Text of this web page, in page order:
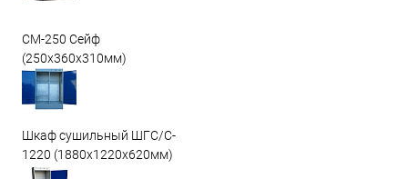
СМ-250 Сейф
(250х360х310мм)
Шкаф сушильный ШГС/C-
1220 (1880x1220x620мм)